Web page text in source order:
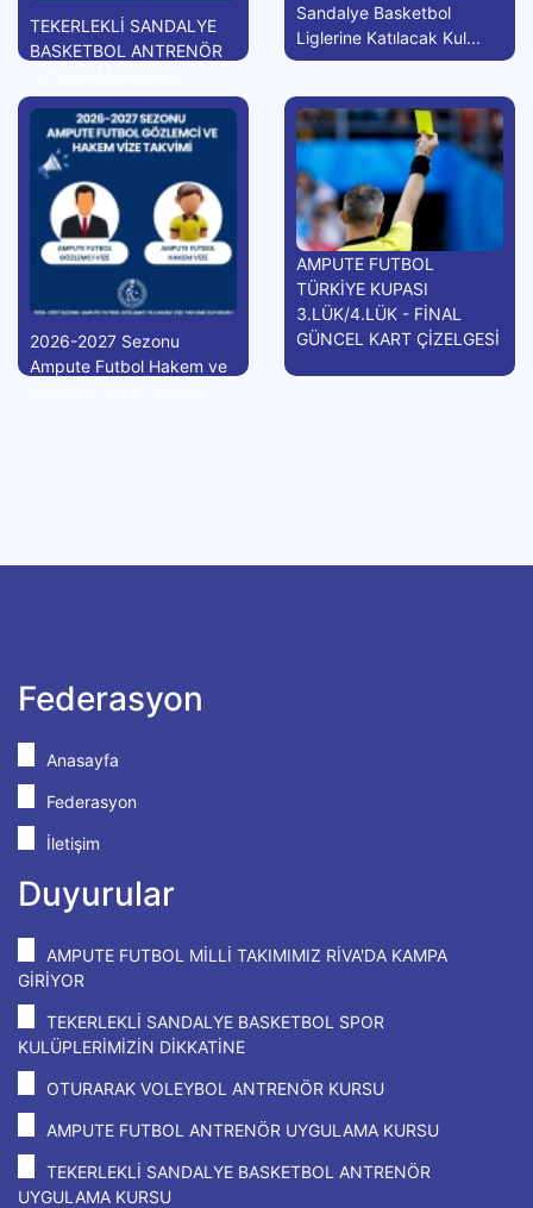
TEKERLEKLİ SANDALYE
BASKETBOL ANTRENÖR
Sandalye Basketbol
Liglerine Katılacak Kul...
2026-2027 Sezonu
Ampute Futbol Hakem ve
AMPUTE FUTBOL
TÜRKİYE KUPASI
3.LÜK/4.LÜK - FİNAL
GÜNCEL KART ÇİZELGESİ
Federasyon
Anasayfa
Federasyon
İletişim
Duyurular
AMPUTE FUTBOL MİLLİ TAKIMIMIZ RİVA'DA KAMPA
GİRİYOR
TEKERLEKLİ SANDALYE BASKETBOL SPOR
KULÜPLERİMİZİN DİKKATİNE
OTURARAK VOLEYBOL ANTRENÖR KURSU
AMPUTE FUTBOL ANTRENÖR UYGULAMA KURSU
TEKERLEKLİ SANDALYE BASKETBOL ANTRENÖR
UYGULAMA KURSU